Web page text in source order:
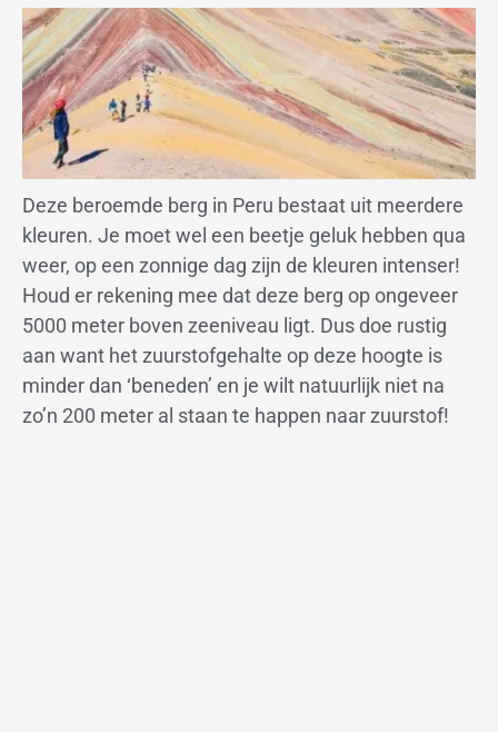
Deze beroemde berg in Peru bestaat uit meerdere
kleuren. Je moet wel een beetje geluk hebben qua
weer, op een zonnige dag zijn de kleuren intenser!
Houd er rekening mee dat deze berg op ongeveer
5000 meter boven zeeniveau ligt. Dus doe rustig
aan want het zuurstofgehalte op deze hoogte is
minder dan ‘beneden’ en je wilt natuurlijk niet na
zo’n 200 meter al staan te happen naar zuurstof!